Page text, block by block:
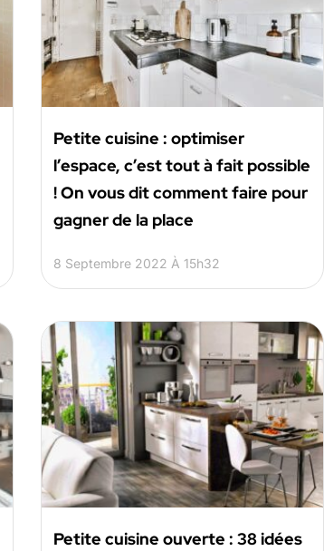
Petite cuisine : optimiser
l’espace, c’est tout à fait possible
! On vous dit comment faire pour
gagner de la place
8 Septembre 2022 À 15h32
Petite cuisine ouverte : 38 idées